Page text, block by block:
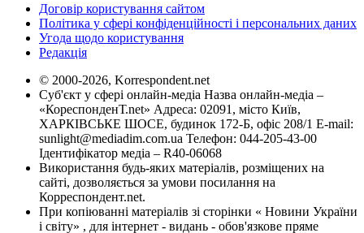
Договір користування сайтом
Політика у сфері конфіденційності і персональних даних
Угода щодо користування
Редакція
© 2000-2026, Korrespondent.net
Суб'єкт у сфері онлайн-медіа Назва онлайн-медіа –
«КореспонденТ.net» Адреса: 02091, місто Київ,
ХАРКІВСЬКЕ ШОСЕ, будинок 172-Б, офіс 208/1 E-mail:
sunlight@mediadim.com.ua Телефон: 044-205-43-00
Ідентифікатор медіа – R40-06068
Використання будь-яких матеріалів, розміщених на
сайті, дозволяється за умови посилання на
Корреспондент.net.
При копіюванні матеріалів зі сторінки « Новини України
і світу» , для інтернет - видань - обов'язкове пряме